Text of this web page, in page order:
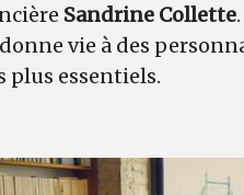
Sandrine Collette
vie à des
plus essentiels.